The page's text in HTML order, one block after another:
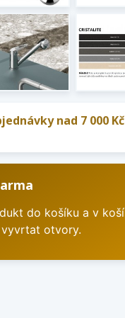
nad 7 000 Kč
do košíku a v
vyvrtat otvory.